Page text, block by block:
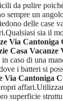
da pulire
sempre un
delle case
sia il
Via Cantoniga
Casa
caso di una
i batteri si
Via Cantoniga
superficie